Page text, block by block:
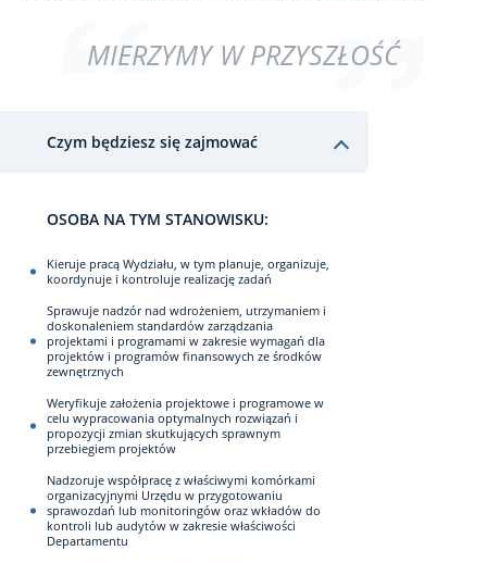
MIERZYMY W PRZYSZŁOŚĆ
Czym będziesz się zajmować
OSOBA NA TYM STANOWISKU:
Kieruje pracą Wydziału, w tym planuje, organizuje,
koordynuje i kontroluje realizację zadań
Sprawuje nadzór nad wdrożeniem, utrzymaniem i
doskonaleniem standardów zarządzania
projektami i programami w zakresie wymagań dla
projektów i programów finansowych ze środków
zewnętrznych
Weryfikuje założenia projektowe i programowe w
celu wypracowania optymalnych rozwiązań i
propozycji zmian skutkujących sprawnym
przebiegiem projektów
Nadzoruje współpracę z właściwymi komórkami
organizacyjnymi Urzędu w przygotowaniu
sprawozdań lub monitoringów oraz wkładów do
kontroli lub audytów w zakresie właściwości
Departamentu